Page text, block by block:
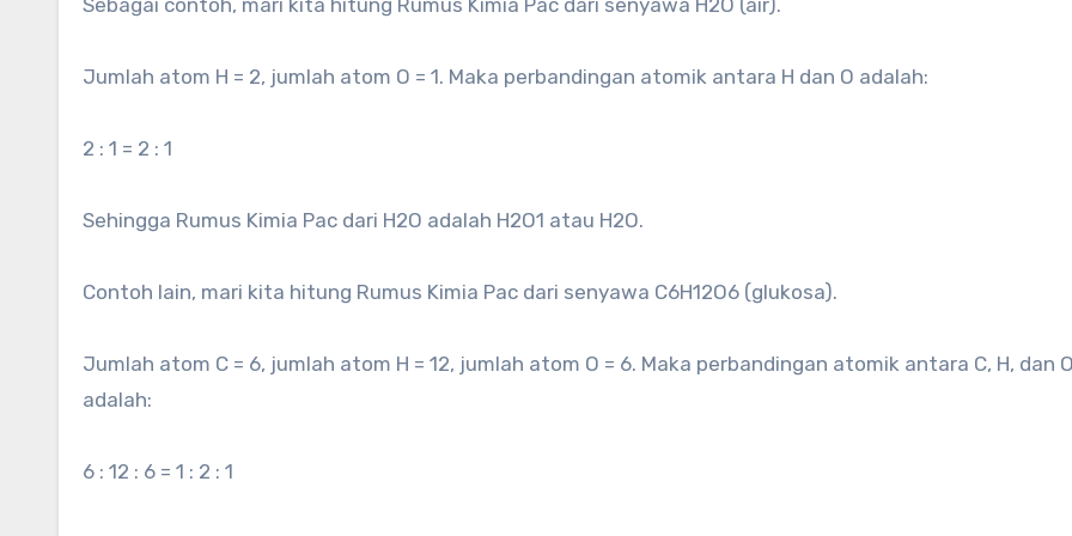
Sebagai contoh, mari kita hitung Rumus Kimia Pac dari senyawa H2O (air).
Jumlah atom H = 2, jumlah atom O = 1. Maka perbandingan atomik antara H dan O adalah:
2 : 1 = 2 : 1
Sehingga Rumus Kimia Pac dari H2O adalah H2O1 atau H2O.
Contoh lain, mari kita hitung Rumus Kimia Pac dari senyawa C6H12O6 (glukosa).
Jumlah atom C = 6, jumlah atom H = 12, jumlah atom O = 6. Maka perbandingan atomik antara C, H, dan
adalah:
6 : 12 : 6 = 1 : 2 : 1